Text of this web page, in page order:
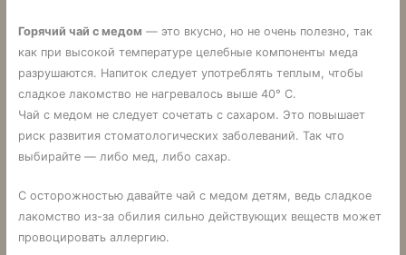
Горячий чай с медом — это вкусно, но не очень полезно, так
как при высокой температуре целебные компоненты меда
разрушаются. Напиток следует употреблять теплым, чтобы
сладкое лакомство не нагревалось выше 40° С.
Чай с медом не следует сочетать с сахаром. Это повышает
риск развития стоматологических заболеваний. Так что
выбирайте — либо мед, либо сахар.
С осторожностью давайте чай с медом детям, ведь сладкое
лакомство из-за обилия сильно действующих веществ может
провоцировать аллергию.